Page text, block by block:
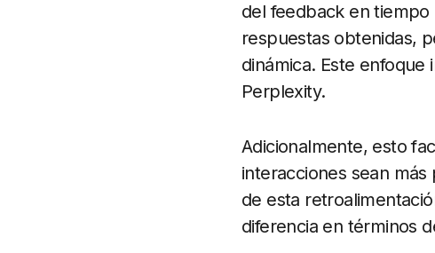
del feedback en tiempo
respuestas obtenidas,
dinámica. Este
Perplexity.
Adicionalmente, esto
interacciones sean
de esta
diferencia en términos